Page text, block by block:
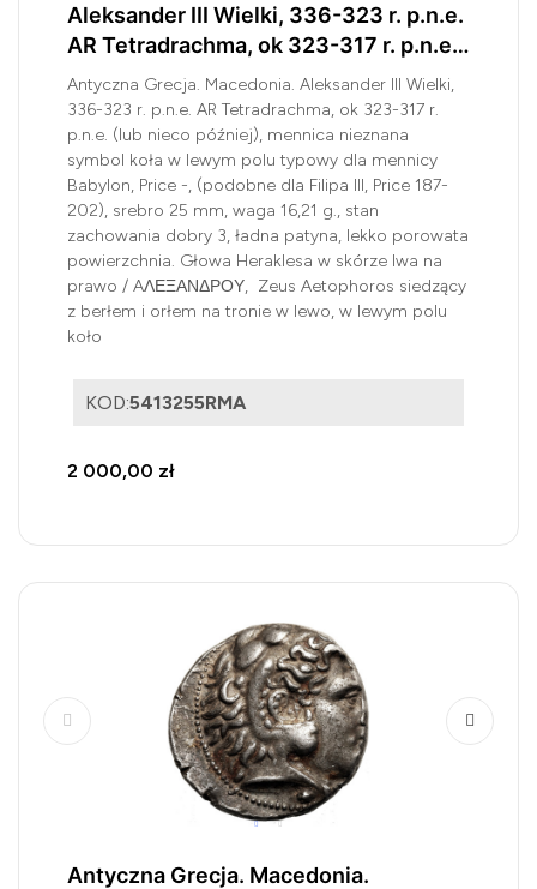
Aleksander III Wielki, 336-323 r. p.n.e.
AR Tetradrachma, ok 323-317 r. p.n.e.
/ wschodnie naśladownictwo
Antyczna Grecja. Macedonia. Aleksander III Wielki,
336-323 r. p.n.e. AR Tetradrachma, ok 323-317 r.
p.n.e. (lub nieco później), mennica nieznana
symbol koła w lewym polu typowy dla mennicy
Babylon, Price -, (podobne dla Filipa III, Price 187-
202), srebro 25 mm, waga 16,21 g., stan
zachowania dobry 3, ładna patyna, lekko porowata
powierzchnia. Głowa Heraklesa w skórze lwa na
prawo / AΛΕΞΑΝΔΡΟΥ, Zeus Aetophoros siedzący
z berłem i orłem na tronie w lewo, w lewym polu
koło
KOD:5413255RMA
2 000,00 zł
Antyczna Grecja. Macedonia.